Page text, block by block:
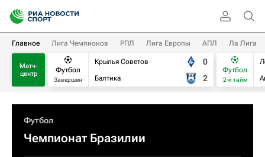
Главное Лига Чемпионов РПЛ Лига Европы АПЛ Ла Лига
Матч-
центр
Футбол
Завершен
Крылья Советов
Балтика
0
2
Футбол
2-й тайм
Футбол
Чемпионат Бразилии